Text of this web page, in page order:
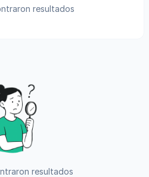
resultados
resultados